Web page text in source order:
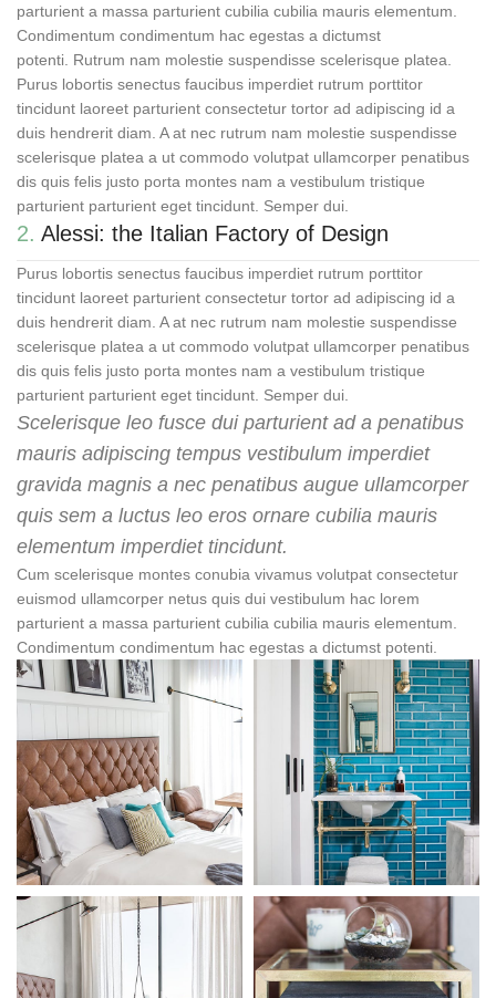
parturient a massa parturient cubilia cubilia mauris elementum.
Condimentum condimentum hac egestas a dictumst
potenti. Rutrum nam molestie suspendisse scelerisque platea.
Purus lobortis senectus faucibus imperdiet rutrum porttitor
tincidunt laoreet parturient consectetur tortor ad adipiscing id a
duis hendrerit diam. A at nec rutrum nam molestie suspendisse
scelerisque platea a ut commodo volutpat ullamcorper penatibus
dis quis felis justo porta montes nam a vestibulum tristique
parturient parturient eget tincidunt. Semper dui.
2. Alessi: the Italian Factory of Design
Purus lobortis senectus faucibus imperdiet rutrum porttitor
tincidunt laoreet parturient consectetur tortor ad adipiscing id a
duis hendrerit diam. A at nec rutrum nam molestie suspendisse
scelerisque platea a ut commodo volutpat ullamcorper penatibus
dis quis felis justo porta montes nam a vestibulum tristique
parturient parturient eget tincidunt. Semper dui.
Scelerisque leo fusce dui parturient ad a penatibus
mauris adipiscing tempus vestibulum imperdiet
gravida magnis a nec penatibus augue ullamcorper
quis sem a luctus leo eros ornare cubilia mauris
elementum imperdiet tincidunt.
Cum scelerisque montes conubia vivamus volutpat consectetur
euismod ullamcorper netus quis dui vestibulum hac lorem
parturient a massa parturient cubilia cubilia mauris elementum.
Condimentum condimentum hac egestas a dictumst potenti.